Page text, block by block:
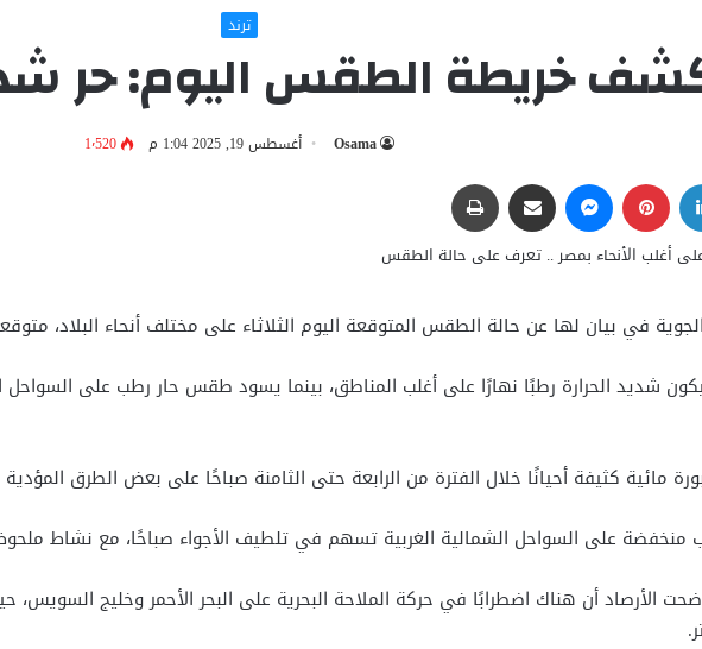
ترند
خريطة الطقس اليوم: حر
Osama أغسطس 19, 2025 1:04 م 1٬520
في بيان لها عن حالة الطقس المتوقعة اليوم الثلاثاء على مختلف أنحاء البلاد،
شديد الحرارة رطبًا نهارًا على أغلب المناطق، بينما يسود طقس حار رطب على السواحل
مائية كثيفة أحيانًا خلال الفترة من الرابعة حتى الثامنة صباحًا على بعض الطرق
على السواحل الشمالية الغربية تسهم في تلطيف الأجواء صباحًا، مع نشاط